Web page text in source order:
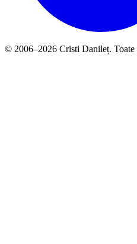
© 2006–2026 Cristi Danileț. Toate